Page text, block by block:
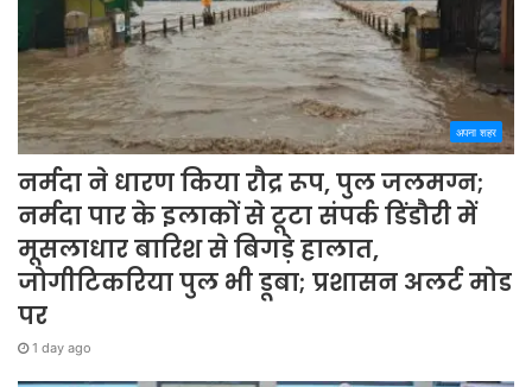
अपना शहर
नर्मदा ने धारण किया रौद्र रूप, पुल जलमग्न;
नर्मदा पार के इलाकों से टूटा संपर्क डिंडौरी में
मूसलाधार बारिश से बिगड़े हालात,
जोगीटिकरिया पुल भी डूबा; प्रशासन अलर्ट मोड
पर
1 day ago